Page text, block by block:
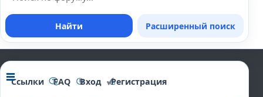
Найти Расширенный поиск
Ссылки FAQ Вход
Регистрация